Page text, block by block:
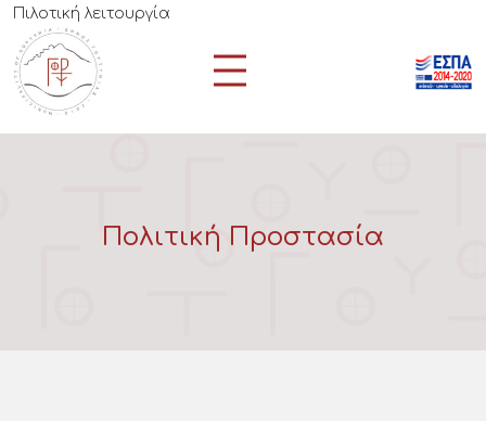
Πιλοτική λειτουργία
Πολιτική Προστασία